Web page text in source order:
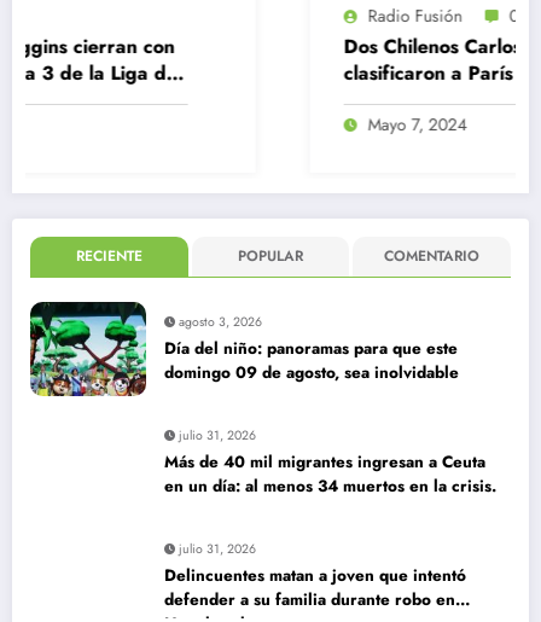
Dos Chilenos Carlos Díaz y Hugo
clasificaron a París 2024
RECIENTE POPULAR COMENTARIO
agosto 3, 2026
Día del niño: panoramas para que este
domingo 09 de agosto, sea inolvidable
julio 31, 2026
Más de 40 mil migrantes ingresan a Ceuta
en un día: al menos 34 muertos en la crisis.
julio 31, 2026
Delincuentes matan a joven que intentó
defender a su familia durante robo en